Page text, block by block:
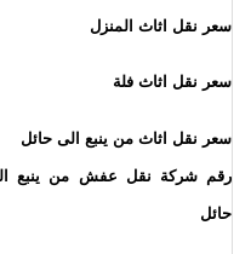
نقل اثاث المنزل
نقل اثاث فلة
نقل اثاث من ينبع الى حائل
شركة نقل عفش من ينبع الى